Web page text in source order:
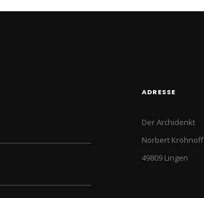
ADRESSE
Der Archidenkt
Norbert Kröhnoff
49809 Lingen